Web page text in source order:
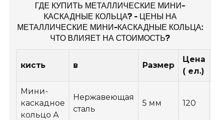
ГДЕ КУПИТЬ МЕТАЛЛИЧЕСКИЕ МИНИ-
КАСКАДНЫЕ КОЛЬЦА? - ЦЕНЫ НА
МЕТАЛЛИЧЕСКИЕ МИНИ-КАСКАДНЫЕ КОЛЬЦА:
ЧТО ВЛИЯЕТ НА СТОИМОСТЬ?
кисть в Размер
Цена
( ел.)
Мини-
каскадное
кольцо А
Нержавеющая
сталь
5 мм 120